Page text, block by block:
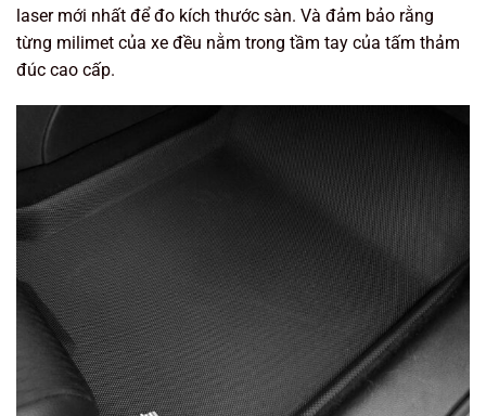
laser mới nhất để đo kích thước sàn. Và đảm bảo rằng
từng milimet của xe đều nằm trong tầm tay của tấm thảm
đúc cao cấp.